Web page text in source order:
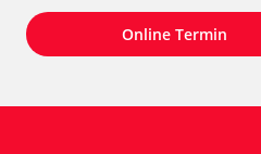
Online Termin